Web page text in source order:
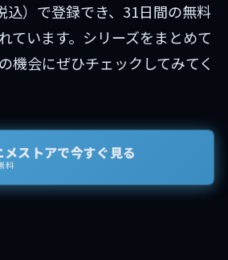
込）で登録でき、31日間の無料
ています。シリーズをまとめて
機会にぜひチェックしてみてく
ストアで今すぐ見る
料